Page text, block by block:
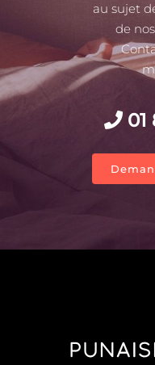
au sujet
de
01